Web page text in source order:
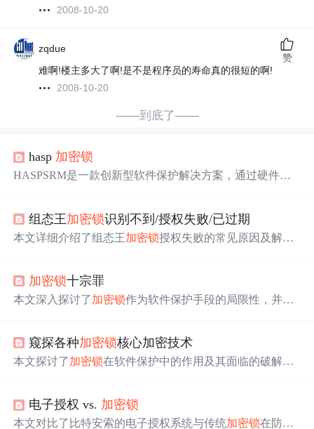
2008-10-20
zqdue
难啊!楼主多大了啊!是不是程序员的寿命真的很短的啊!
2008-10-20
赞
——到底了——
hasp 加密锁
HASPSRM是一款创新型软件保护解决方案，通过硬件加
使用。
组态王加密锁识别不到/授权失败/已过期
本文详细介绍了组态王加密锁授权失败的常见原因及解决
解决方法。
加密锁十宗罪
本文深入探讨了加密锁作为软件保护手段的局限性，并介
高效、便捷的软件发行模式转型。
窥探各种加密锁核心加密技术
本文探讨了加密锁在软件保护中的作用及其面临的破解挑
等。电子授权 vs. 加密锁
本文对比了比特安索的电子授权系统与传统加密锁在防盗